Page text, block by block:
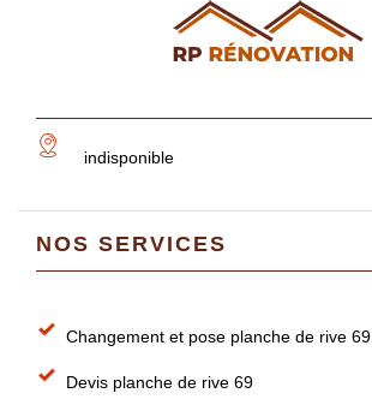
indisponible
NOS SERVICES
Changement et pose planche de rive 69
Devis planche de rive 69